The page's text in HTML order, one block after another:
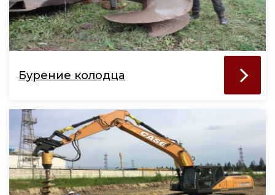
Бурение колодца